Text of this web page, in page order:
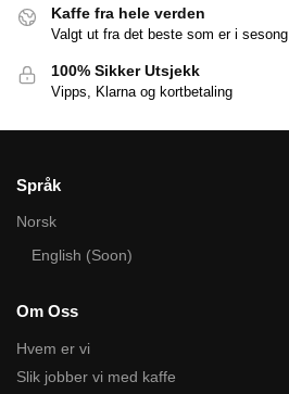
Kaffe fra hele verden
Valgt ut fra det beste som er i sesong
100% Sikker Utsjekk
Vipps, Klarna og kortbetaling
Språk
Norsk
English (Soon)
Om Oss
Hvem er vi
Slik jobber vi med kaffe